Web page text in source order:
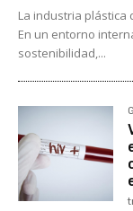
La industria plástica
En un entorno
sostenibilidad,...